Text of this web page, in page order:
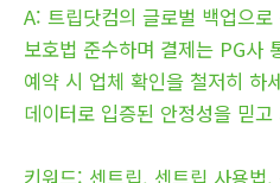
A: 트립닷컴의 글로벌 백업으
보호법 준수하며 결제는 PG사
예약 시 업체 확인을 철저히 하
데이터로 입증된 안정성을 믿
키워드: 센트립, 센트립 사용법